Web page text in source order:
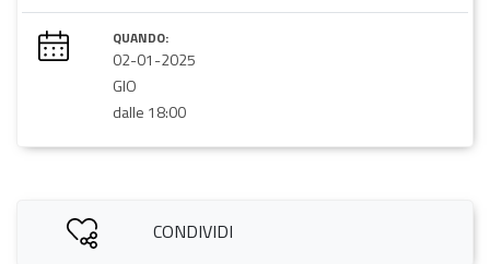
QUANDO:
02-01-2025
GIO
dalle 18:00
CONDIVIDI